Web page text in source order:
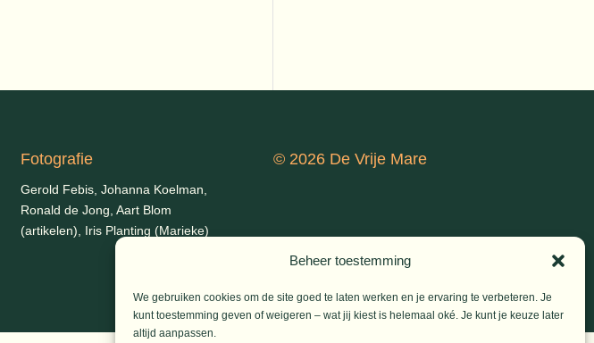
Beheer toestemming
We gebruiken cookies om de site goed te laten werken en je ervaring te verbeteren. Je
kunt toestemming geven of weigeren – wat jij kiest is helemaal oké. Je kunt je keuze later
altijd aanpassen.
Fotografie
Gerold Febis, Johanna Koelman,
Ronald de Jong, Aart Blom
(artikelen), Iris Planting (Marieke)
© 2026 De Vrije Mare